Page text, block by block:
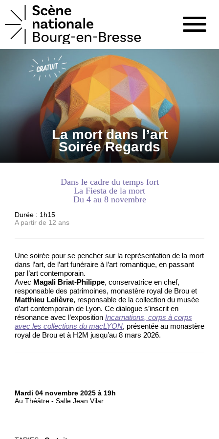
La mort dans l’art
Soirée Regards
Dans le cadre du temps fort
La Fiesta de la mort
Du 4 au 8 novembre
Durée : 1h15
A partir de 12 ans
Une soirée pour se pencher sur la représentation de la mort
dans l’art, de l’art funéraire à l’art romantique, en passant
par l’art contemporain.
Avec Magali Briat-Philippe, conservatrice en chef,
responsable des patrimoines, monastère royal de Brou et
Matthieu Lelièvre, responsable de la collection du musée
d’art contemporain de Lyon. Ce dialogue s’inscrit en
résonance avec l’exposition Incarnations, corps à corps
avec les collections du macLYON, présentée au monastère
royal de Brou et à H2M jusqu’au 8 mars 2026.
Mardi 04 novembre 2025 à 19h
Au Théâtre - Salle Jean Vilar